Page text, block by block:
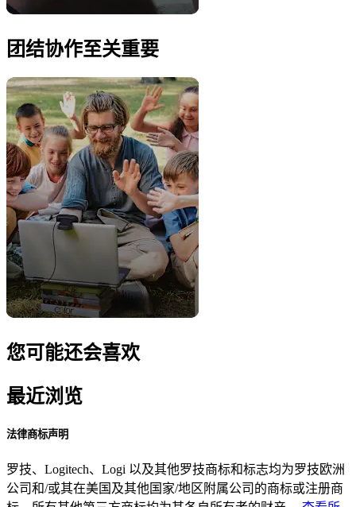
团结协作至关重要
您可能还会喜欢
最近浏览
法律商标声明
罗技、Logitech、Logi 以及其他罗技商标和标志均为罗技欧洲
公司和/或其在美国及其他国家/地区附属公司的商标或注册商